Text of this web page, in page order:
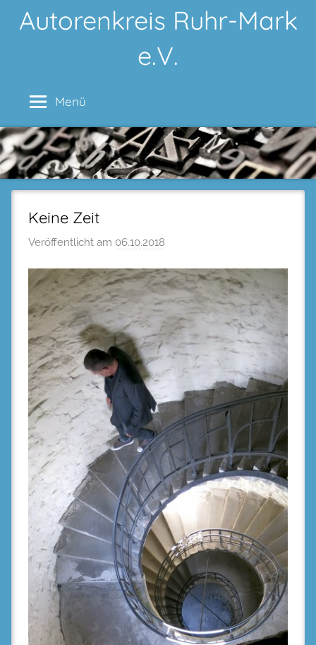
InhaltAutorenkreis Ruhr-Mark
e.V.
Menü
Keine Zeit
Veröffentlicht am 06.10.2018